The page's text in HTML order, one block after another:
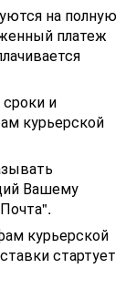
на полную
платеж
и
курьерской
Вашему
курьерской
стартует